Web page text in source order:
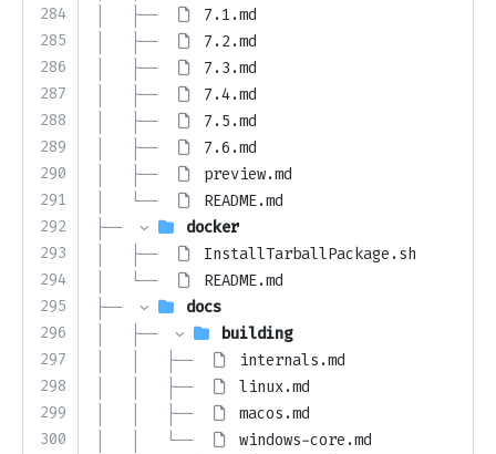
284
285
286
287
288
289
290
291
292
293
294
295
296
297
298
299
300
│   ├──
7.1.md
│   ├──
7.2.md
│   ├──
7.3.md
│   ├──
7.4.md
│   ├──
7.5.md
│   ├──
7.6.md
│   ├──
preview.md
│   └──
README.md
├──
docker
│   ├──
InstallTarballPackage.sh
│   └──
README.md
├──
docs
│   ├──
building
│   │   ├──
internals.md
│   │   ├──
linux.md
│   │   ├──
macos.md
│   │   └──
windows-core.md